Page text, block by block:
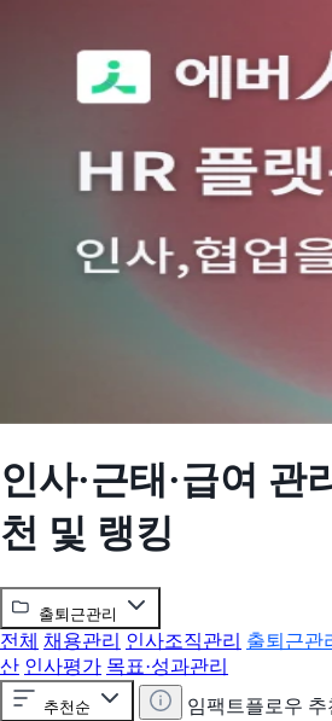
인사·근태·급여 관
천 및 랭킹
출퇴근관리
전체 채용관리 인사조직관리 출퇴근관
산 인사평가 목표·성과관리
추천순
임팩트플로우 추